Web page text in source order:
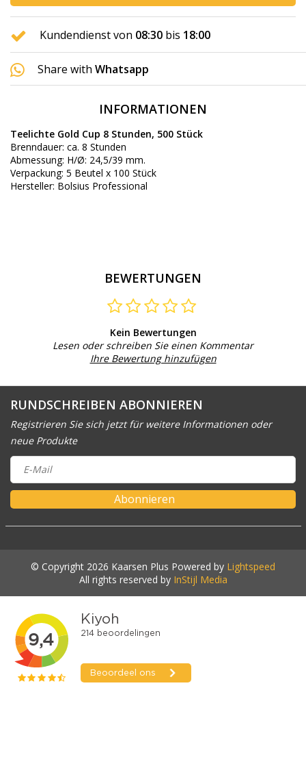
Kundendienst von 08:30 bis 18:00
Share with Whatsapp
INFORMATIONEN
Teelichte Gold Cup 8 Stunden, 500 Stück
Brenndauer: ca. 8 Stunden
Abmessung: H/Ø: 24,5/39 mm.
Verpackung: 5 Beutel x 100 Stück
Hersteller: Bolsius Professional
BEWERTUNGEN
Kein Bewertungen
Lesen oder schreiben Sie einen Kommentar
Ihre Bewertung hinzufügen
RUNDSCHREIBEN ABONNIEREN
Registrieren Sie sich jetzt für weitere Informationen oder
neue Produkte
Abonnieren
© Copyright 2026 Kaarsen Plus Powered by Lightspeed
All rights reserved by InStijl Media